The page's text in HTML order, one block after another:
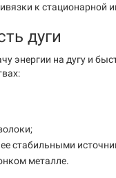
к стационарной
дуги
энергии на дугу и
стабильными
металле.